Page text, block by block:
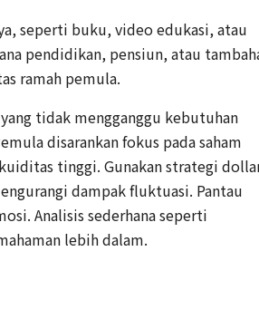
seperti buku, video edukasi, atau
pendidikan, pensiun, atau
ramah pemula.
tidak mengganggu kebutuhan
disarankan fokus pada saham
tinggi. Gunakan strategi
dampak fluktuasi. Pantau
Analisis sederhana seperti
lebih dalam.